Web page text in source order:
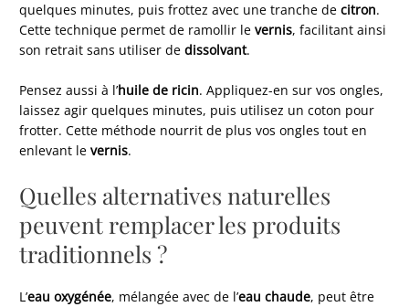
quelques minutes, puis frottez avec une tranche decitron.
Cette technique permet de ramollir levernis, facilitant ainsi
son retrait sans utiliser dedissolvant.
Pensez aussi à l’huile de ricin. Appliquez-en sur vos ongles,
laissez agir quelques minutes, puis utilisez un coton pour
frotter. Cette méthode nourrit de plus vos ongles tout en
enlevant levernis.
Quelles alternatives naturelles
peuvent remplacer les produits
traditionnels ?
L’eau oxygénée, mélangée avec de l’eau chaude, peut être